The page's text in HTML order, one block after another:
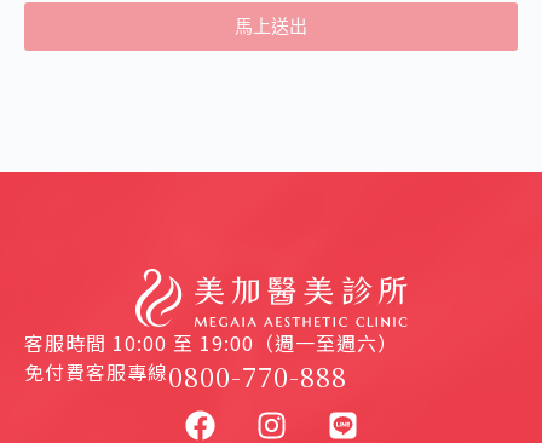
馬上送出
客服時間 10:00 至 19:00（週一至週六）
免付費客服專線0800-770-888